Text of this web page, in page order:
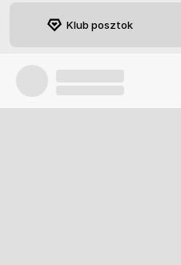
Klub posztok